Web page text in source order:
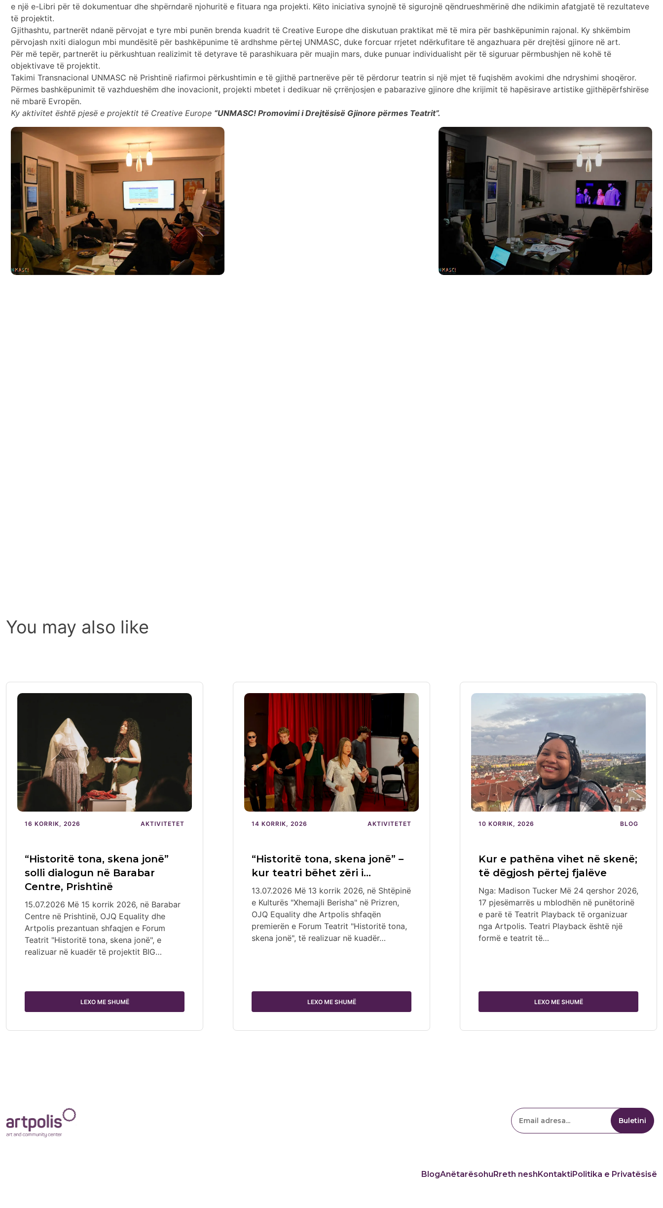
e një e-Libri për të dokumentuar dhe shpërndarë njohuritë e fituara nga projekti. Këto iniciativa synojnë të sigurojnë qëndrueshmërinë dhe ndikimin afatgjatë të rezultateve
të projektit.
Gjithashtu, partnerët ndanë përvojat e tyre mbi punën brenda kuadrit të Creative Europe dhe diskutuan praktikat më të mira për bashkëpunimin rajonal. Ky shkëmbim
përvojash nxiti dialogun mbi mundësitë për bashkëpunime të ardhshme përtej UNMASC, duke forcuar rrjetet ndërkufitare të angazhuara për drejtësi gjinore në art.
Për më tepër, partnerët iu përkushtuan realizimit të detyrave të parashikuara për muajin mars, duke punuar individualisht për të siguruar përmbushjen në kohë të
objektivave të projektit.
Takimi Transnacional UNMASC në Prishtinë riafirmoi përkushtimin e të gjithë partnerëve për të përdorur teatrin si një mjet të fuqishëm avokimi dhe ndryshimi shoqëror.
Përmes bashkëpunimit të vazhdueshëm dhe inovacionit, projekti mbetet i dedikuar në çrrënjosjen e pabarazive gjinore dhe krijimit të hapësirave artistike gjithëpërfshirëse
në mbarë Evropën.
Ky aktivitet është pjesë e projektit të Creative Europe “UNMASC! Promovimi i Drejtësisë Gjinore përmes Teatrit”.
You may also like
16 KORRIK, 2026 AKTIVITETET
“Historitë tona, skena jonë”
solli dialogun në Barabar
Centre, Prishtinë
15.07.2026 Më 15 korrik 2026, në Barabar
Centre në Prishtinë, OJQ Equality dhe
Artpolis prezantuan shfaqjen e Forum
Teatrit "Historitë tona, skena jonë", e
realizuar në kuadër të projektit BIG…
LEXO ME SHUMË
14 KORRIK, 2026 AKTIVITETET
“Historitë tona, skena jonë” –
kur teatri bëhet zëri i…
13.07.2026 Më 13 korrik 2026, në Shtëpinë
e Kulturës "Xhemajli Berisha" në Prizren,
OJQ Equality dhe Artpolis shfaqën
premierën e Forum Teatrit "Historitë tona,
skena jonë", të realizuar në kuadër…
LEXO ME SHUMË
10 KORRIK, 2026 BLOG
Kur e pathëna vihet në skenë;
të dëgjosh përtej fjalëve
Nga: Madison Tucker Më 24 qershor 2026,
17 pjesëmarrës u mblodhën në punëtorinë
e parë të Teatrit Playback të organizuar
nga Artpolis. Teatri Playback është një
formë e teatrit të…
LEXO ME SHUMË
BlogAnëtarësohuRreth neshKontaktiPolitika e Privatësisë